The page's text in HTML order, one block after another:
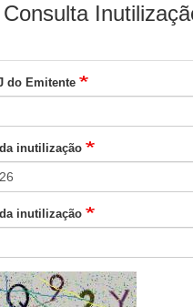
Consulta
do Emitente
inutilização
inutilização